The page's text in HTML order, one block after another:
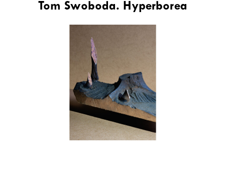
Tom Swoboda. Hyperborea